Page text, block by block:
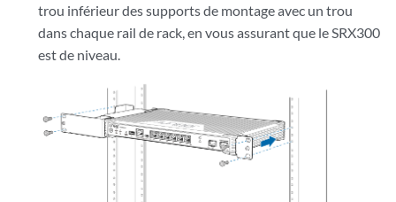
trou inférieur des supports de montage avec un trou
dans chaque rail de rack, en vous assurant que le SRX300
est de niveau.